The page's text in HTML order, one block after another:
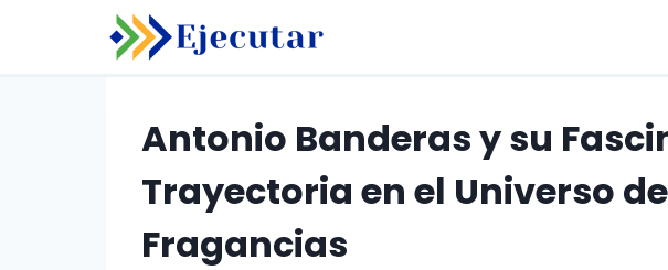
Antonio Banderas y su
Trayectoria en el Universo
Fragancias